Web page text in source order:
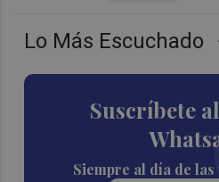
Lo Más Escuchado
Suscríbete
Siempre al día de